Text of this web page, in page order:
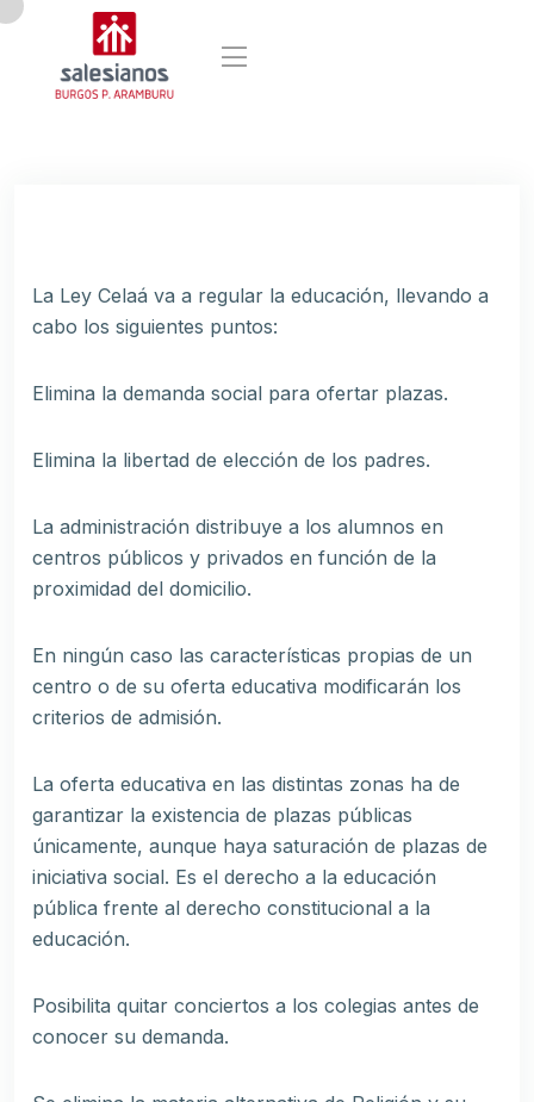
La Ley Celaá va a regular la educación, llevando a
cabo los siguientes puntos:
Elimina la demanda social para ofertar plazas.
Elimina la libertad de elección de los padres.
La administración distribuye a los alumnos en
centros públicos y privados en función de la
proximidad del domicilio.
En ningún caso las características propias de un
centro o de su oferta educativa modificarán los
criterios de admisión.
La oferta educativa en las distintas zonas ha de
garantizar la existencia de plazas públicas
únicamente, aunque haya saturación de plazas de
iniciativa social. Es el derecho a la educación
pública frente al derecho constitucional a la
educación.
Posibilita quitar conciertos a los colegias antes de
conocer su demanda.